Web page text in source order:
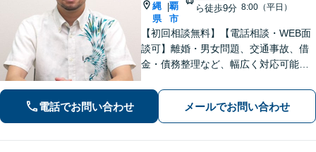
縄
県
|覇
市
ら徒歩9分 8:00（平日）
【初回相談無料】【電話相談・WEB面
談可】離婚・男女問題、交通事故、借
金・債務整理など、幅広く対応可能で
談しやすい対応体制を整備していま
す。抱えているお悩みを解決いたしま
すので、お気軽にお問い合わせくださ
い。
電話でお問い合わせ メールでお問い合わせ